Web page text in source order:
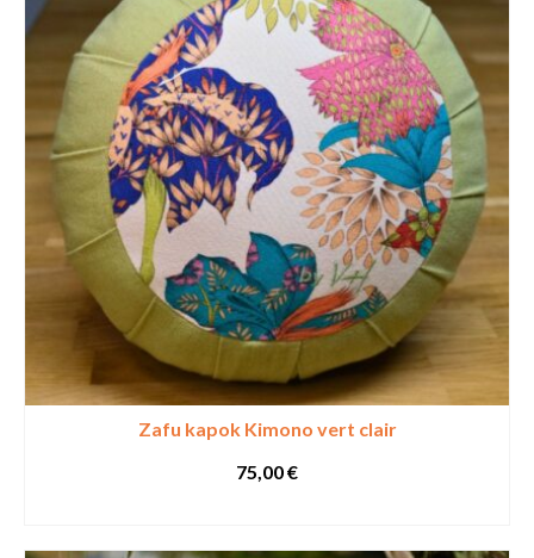
Zafu kapok Kimono vert clair
75,00€